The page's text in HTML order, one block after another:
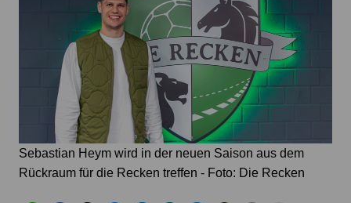
Sebastian Heym wird in der neuen Saison aus dem
Rückraum für die Recken treffen - Foto: Die Recken